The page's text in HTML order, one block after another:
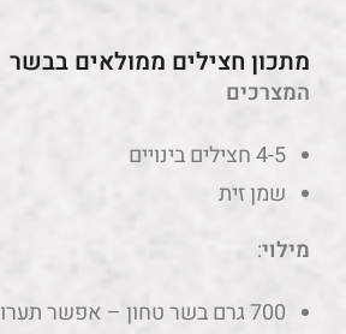
מתכון חצילים ממולאים בבשר
המצרכים
4-5 חצילים בינויים
שמן זית
מילוי:
700 גרם בשר טחון – אפשר